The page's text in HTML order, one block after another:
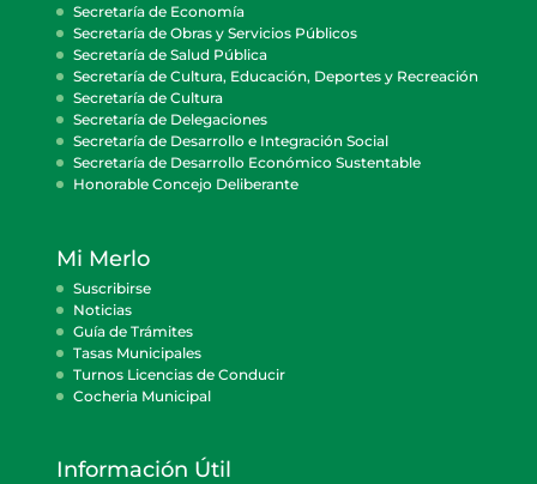
Secretaría de Economía
Secretaría de Obras y Servicios Públicos
Secretaría de Salud Pública
Secretaría de Cultura, Educación, Deportes y Recreación
Secretaría de Cultura
Secretaría de Delegaciones
Secretaría de Desarrollo e Integración Social
Secretaría de Desarrollo Económico Sustentable
Honorable Concejo Deliberante
Mi Merlo
Suscribirse
Noticias
Guía de Trámites
Tasas Municipales
Turnos Licencias de Conducir
Cocheria Municipal
Información Útil